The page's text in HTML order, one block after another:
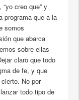
creo que” y
programa que a la
somos
que abarca
sobre ellas
claro que todo
de fe, y que
No por
todo tipo de